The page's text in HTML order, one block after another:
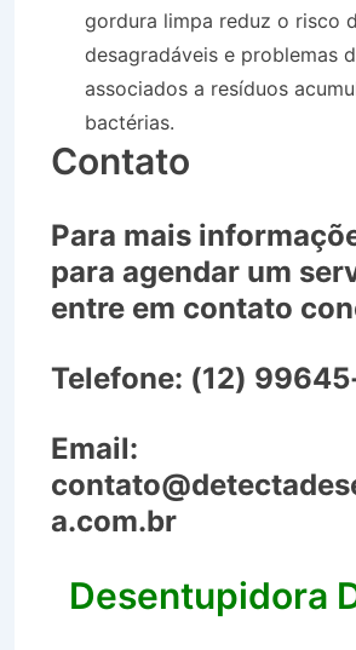
gordura limpa reduz o risco
desagradáveis e problemas
associados a resíduos
bactérias.
Contato
Para mais
para agendar um
entre em contato
Telefone: (12)
Email:
a.com.br
Desentupidora